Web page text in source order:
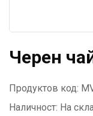
Черен
Продуктов код:
Наличност: На